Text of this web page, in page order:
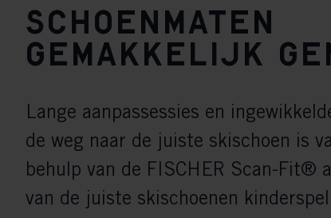
Schoenmaten
gemakkelijk
Lange aanpassessies en
de weg naar de juiste skischoen is
behulp van de FISCHER Scan-Fit®
van de juiste skischoenen